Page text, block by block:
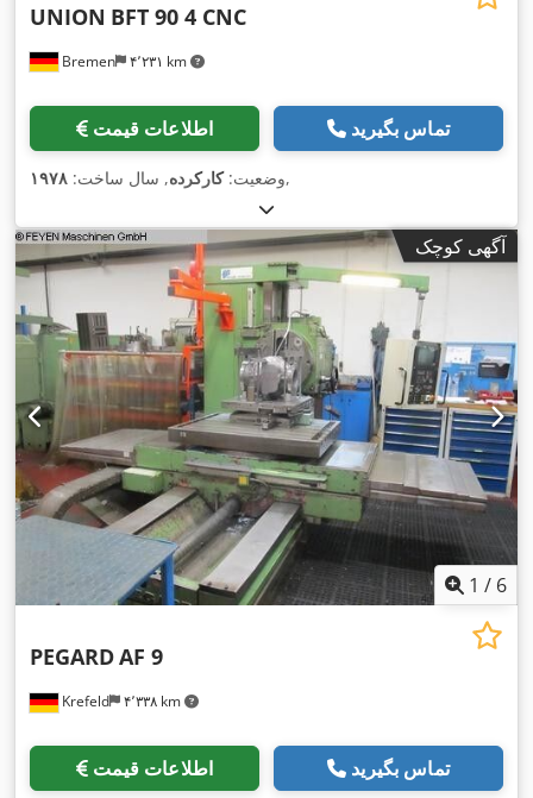
Bremen ۴٬۲۳۱ km
UNION BFT 90 4 CNC
اطلاعات قیمت تماس بگیرید
وضعیت:کارکرده, سال ساخت: ۱۹۷۸ ,
آگهی کوچک
1 / 6
Krefeld ۴٬۳۳۸ km
PEGARDAF 9
اطلاعات قیمت تماس بگیرید